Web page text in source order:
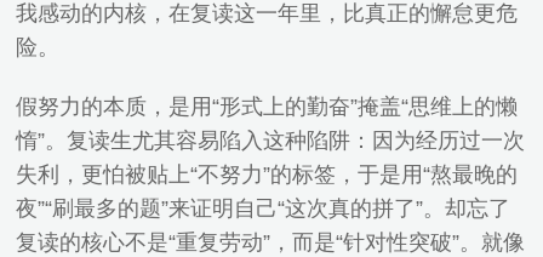
我感动的内核，在复读这一年里，比真正的懈怠更危
险。
假努力的本质，是用“形式上的勤奋”掩盖“思维上的懒
惰”。复读生尤其容易陷入这种陷阱：因为经历过一次
失利，更怕被贴上“不努力”的标签，于是用“熬最晚的
夜”“刷最多的题”来证明自己“这次真的拼了”。却忘了
复读的核心不是“重复劳动”，而是“针对性突破”。就像